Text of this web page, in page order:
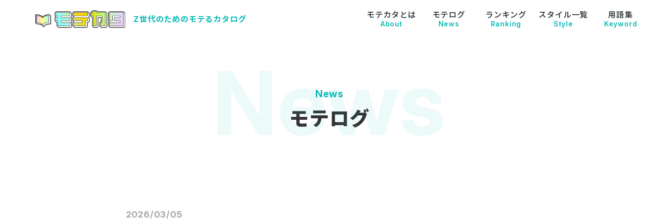
Z世代のためのモテるカタログ モテカタとは
About
モテログ
News
ランキング
Ranking
スタイル一覧
Style
用語集
Keyword
News
モテログ
2026/03/05